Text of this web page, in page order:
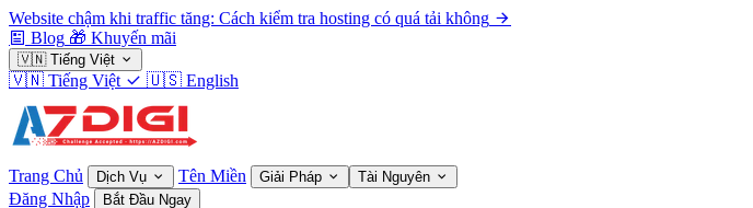
Website chậm khi traffic tăng: Cách kiểm tra hosting có quá tải không
Blog 🎁 Khuyến mãi
🇻🇳 Tiếng Việt
🇻🇳 Tiếng Việt 🇺🇸 English
Trang Chủ Dịch Vụ Tên Miền Giải Pháp Tài Nguyên
Đăng Nhập Bắt Đầu Ngay